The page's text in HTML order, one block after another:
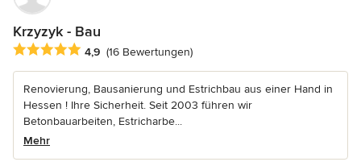
Krzyzyk - Bau
Durchschnittliche Bewertung: 4.9 von 5 Sternen
4,9 (16 Bewertungen)
Renovierung, Bausanierung und Estrichbau aus einer Hand in
Hessen ! Ihre Sicherheit. Seit 2003 führen wir
Betonbauarbeiten, Estricharbe...
Mehr